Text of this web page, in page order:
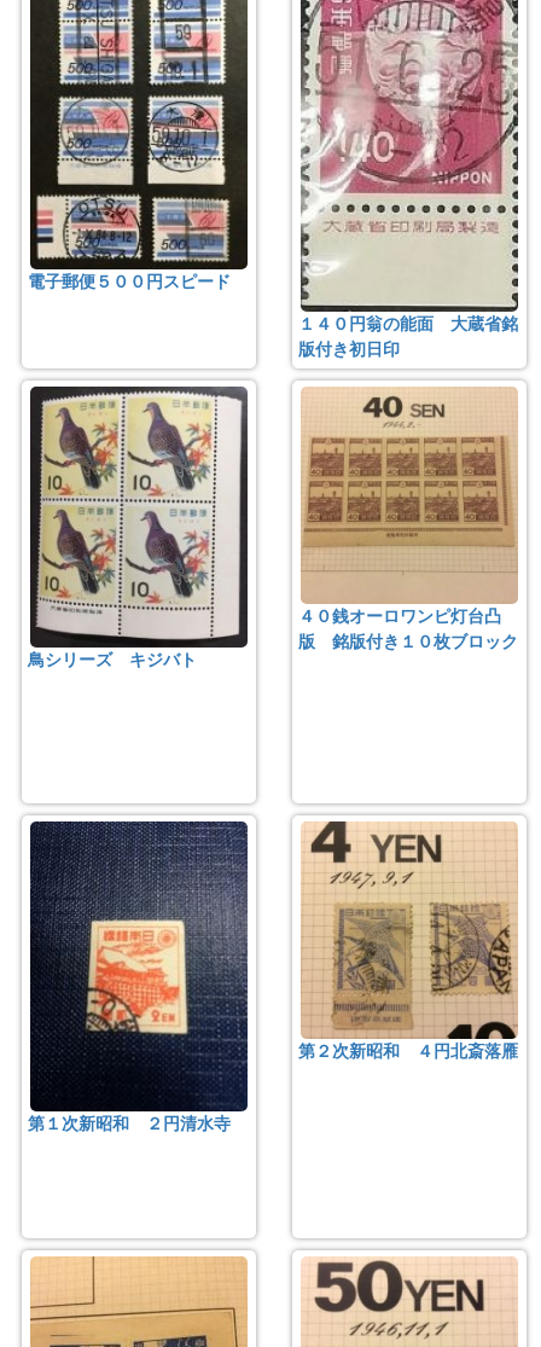
電子郵便５００円スピード
１４０円翁の能面 大蔵省銘
版付き初日印
鳥シリーズ キジバト
４０銭オーロワンピ灯台凸
版 銘版付き１０枚ブロック
第１次新昭和 ２円清水寺
第２次新昭和 ４円北斎落雁